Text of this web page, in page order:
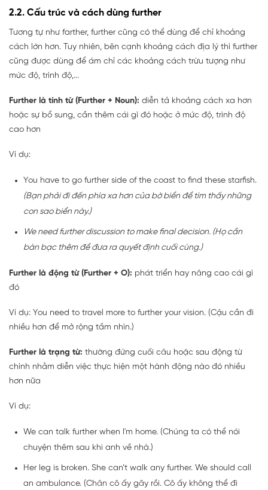
2.2. Cấu trúc và cách dùng further
Tương tự như farther, further cũng có thể dùng để chỉ khoảng
cách lớn hơn. Tuy nhiên, bên cạnh khoảng cách địa lý thì further
cũng được dùng để ám chỉ các khoảng cách trừu tượng như
mức độ, trình độ,...
Further là tính từ (Further + Noun): diễn tả khoảng cách xa hơn
hoặc sự bổ sung, cần thêm cái gì đó hoặc ở mức độ, trình độ
cao hơn
Ví dụ:
You have to go further side of the coast to find these starfish.
(Bạn phải đi đến phía xa hơn của bờ biển để tìm thấy những
con sao biển này.)
We need further discussion to make final decision. (Họ cần
bàn bạc thêm để đưa ra quyết định cuối cùng.)
Further là động từ (Further + O): phát triển hay nâng cao cái gì
đó
Ví dụ: You need to travel more to further your vision. (Cậu cần đi
nhiều hơn để mở rộng tầm nhìn.)
Further là trạng từ: thường đứng cuối câu hoặc sau động từ
chính nhằm diễn việc thực hiện một hành động nào đó nhiều
hơn nữa
Ví dụ:
We can talk further when I'm home. (Chúng ta có thể nói
chuyện thêm sau khi anh về nhà.)
Her leg is broken. She can’t walk any further. We should call
an ambulance. (Chân cô ấy gãy rồi. Cô ấy không thể đi